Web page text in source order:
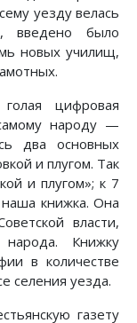
уезду велась
введено было
новых училищ,
цифровая
народу —
два основных
и плугом. Так
и плугом»; к 7
книжка. Она
власти,
Книжку
в количестве
селения уезда.
газету